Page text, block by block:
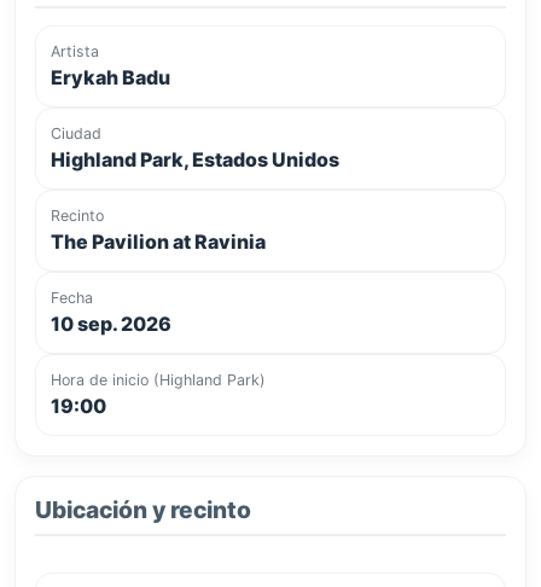
Artista
Erykah Badu
Ciudad
Highland Park, Estados Unidos
Recinto
The Pavilion at Ravinia
Fecha
10 sep. 2026
Hora de inicio (Highland Park)
19:00
Ubicación y recinto